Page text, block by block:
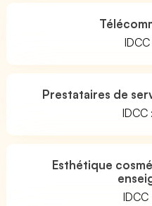
Prestataires de
Esthétique